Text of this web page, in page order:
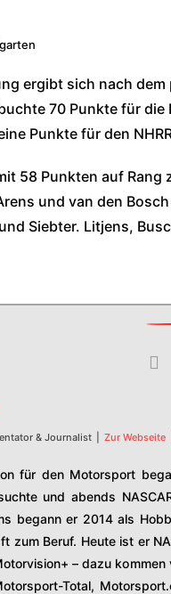
ergibt sich nach
70 Punkte für
Punkte für den
58 Punkten auf
und van den
Siebter. Litjens,
& Journalist Zur Webseite
für den Motorsport
und abends
begann er 2014 als
zum Beruf. Heute ist er
– dazu
Total,